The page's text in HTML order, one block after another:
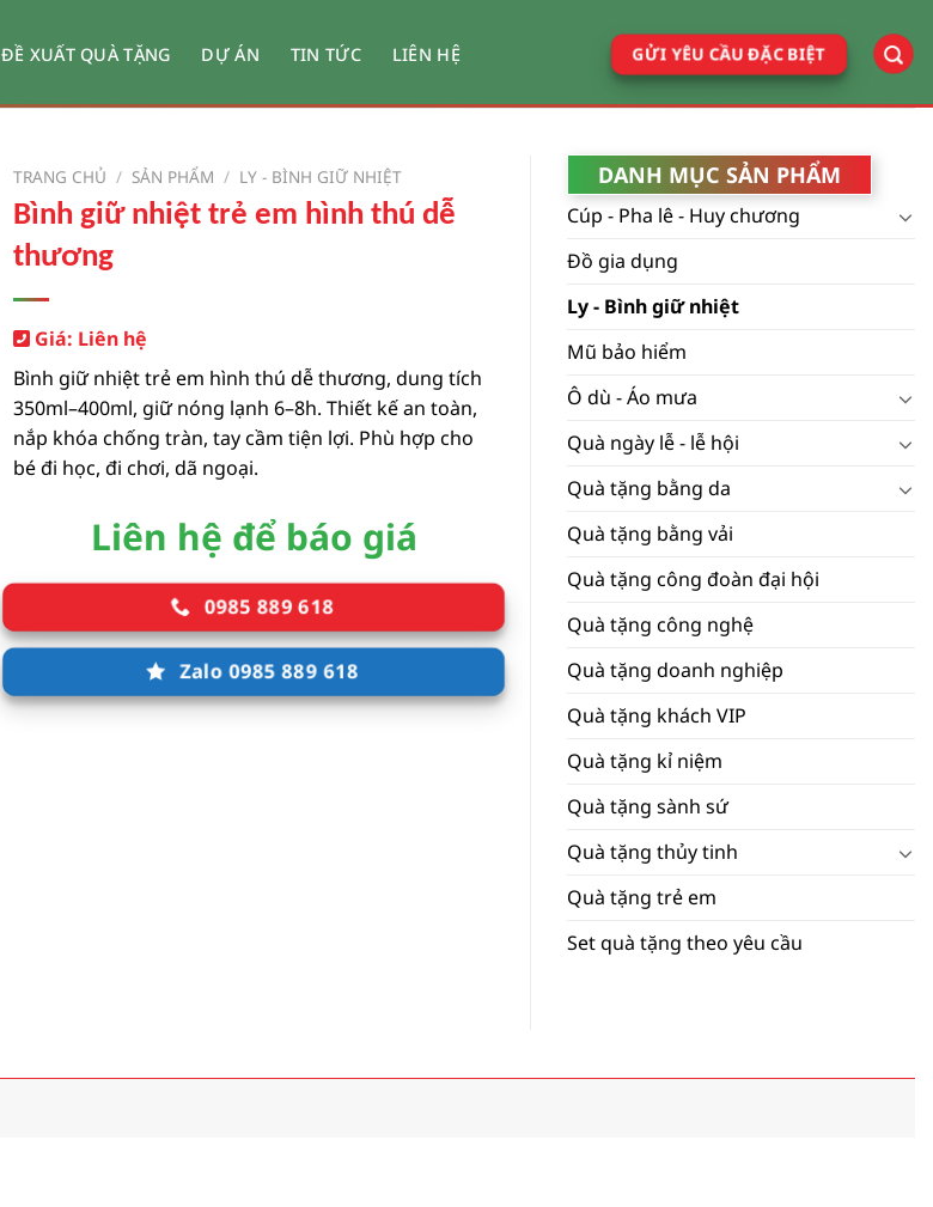
ĐỀ XUẤT QUÀ TẶNG DỰ ÁN TIN TỨC LIÊN HỆ GỬI YÊU CẦU ĐẶC BIỆT
TRANG CHỦ / SẢN PHẨM / LY - BÌNH GIỮ NHIỆT
Bình giữ nhiệt trẻ em hình thú dễ
thương
Giá: Liên hệ
Bình giữ nhiệt trẻ em hình thú dễ thương, dung tích
350ml–400ml, giữ nóng lạnh 6–8h. Thiết kế an toàn,
nắp khóa chống tràn, tay cầm tiện lợi. Phù hợp cho
bé đi học, đi chơi, dã ngoại.
Liên hệ để báo giá
0985 889 618
Zalo 0985 889 618
DANH MỤC SẢN PHẨM
Cúp - Pha lê - Huy chương
Đồ gia dụng
Ly - Bình giữ nhiệt
Mũ bảo hiểm
Ô dù - Áo mưa
Quà ngày lễ - lễ hội
Quà tặng bằng da
Quà tặng bằng vải
Quà tặng công đoàn đại hội
Quà tặng công nghệ
Quà tặng doanh nghiệp
Quà tặng khách VIP
Quà tặng kỉ niệm
Quà tặng sành sứ
Quà tặng thủy tinh
Quà tặng trẻ em
Set quà tặng theo yêu cầu